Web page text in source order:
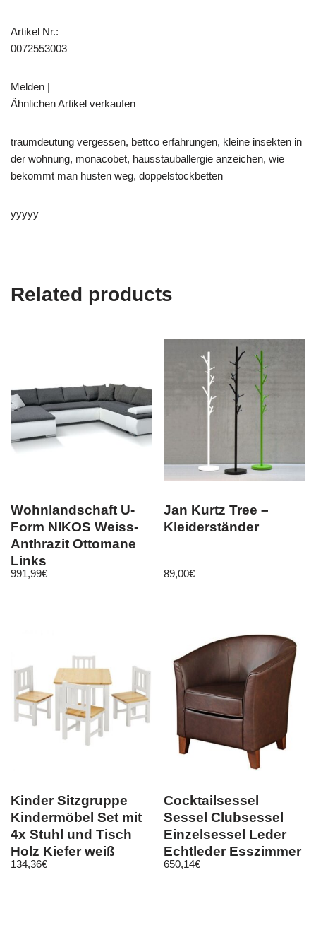
Artikel Nr.:
0072553003
Melden |
Ähnlichen Artikel verkaufen
traumdeutung vergessen, bettco erfahrungen, kleine insekten in
der wohnung, monacobet, hausstauballergie anzeichen, wie
bekommt man husten weg, doppelstockbetten
yyyyy
Related products
Wohnlandschaft U-
Form NIKOS Weiss-
Anthrazit Ottomane
Links
991,99€
Jan Kurtz Tree –
Kleiderständer
89,00€
Kinder Sitzgruppe
Kindermöbel Set mit
4x Stuhl und Tisch
Holz Kiefer weiß
Natur BOMI®
134,36€
Cocktailsessel
Sessel Clubsessel
Einzelsessel Leder
Echtleder Esszimmer
650,14€